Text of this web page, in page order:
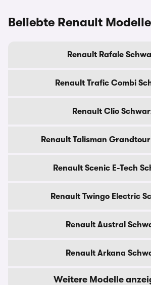
Beliebte Renault
Renault Rafale
Renault Trafic Combi
Renault Clio
Renault Talisman
Renault Scenic E-Tech
Renault Twingo Electric
Renault Austral
Renault Arkana
Weitere Modelle